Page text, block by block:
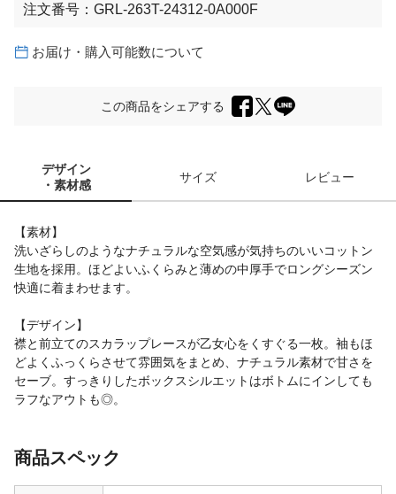
注文番号： GRL-263T-24312-0A000F
お届け・購入可能数について
この商品をシェアする
デザイン
・素材感
サイズ レビュー
【素材】
洗いざらしのようなナチュラルな空気感が気持ちのいいコットン
生地を採用。ほどよいふくらみと薄めの中厚手でロングシーズン
快適に着まわせます。
【デザイン】
襟と前立てのスカラップレースが乙女心をくすぐる一枚。袖もほ
どよくふっくらさせて雰囲気をまとめ、ナチュラル素材で甘さを
セーブ。すっきりしたボックスシルエットはボトムにインしても
ラフなアウトも◎。
商品スペック